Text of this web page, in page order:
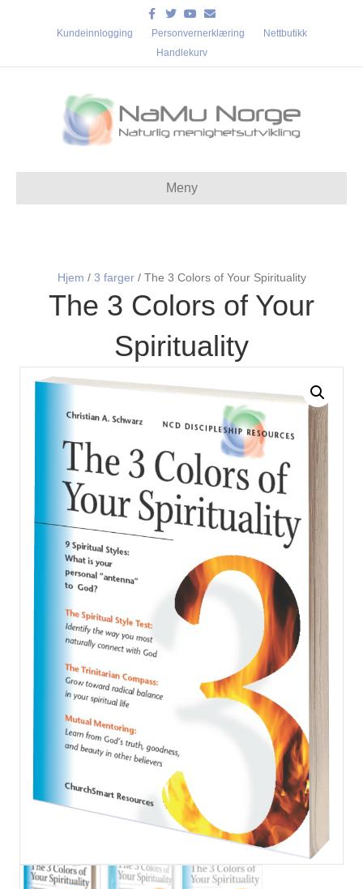
Facebook
TwitterYoutube
Email
Kundeinnlogging Personvernerklæring
Nettbutikk
Handlekurv
Meny
Hjem / 3 farger/ The 3 Colors of Your Spirituality
The 3 Colors of Your
Spirituality